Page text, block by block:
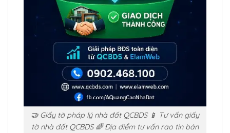
🤝 Giấy tờ pháp lý nhà đất QCBDS 📱 Tư vấn giấy
tờ nhà đất QCBDS 🌈 Địa điểm tư vấn rao tin bán